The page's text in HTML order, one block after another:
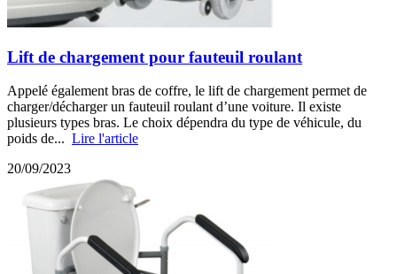
Lift de chargement pour fauteuil roulant
Appelé également bras de coffre, le lift de chargement permet de
charger/décharger un fauteuil roulant d’une voiture. Il existe
plusieurs types bras. Le choix dépendra du type de véhicule, du
poids de... Lire l'article
20/09/2023